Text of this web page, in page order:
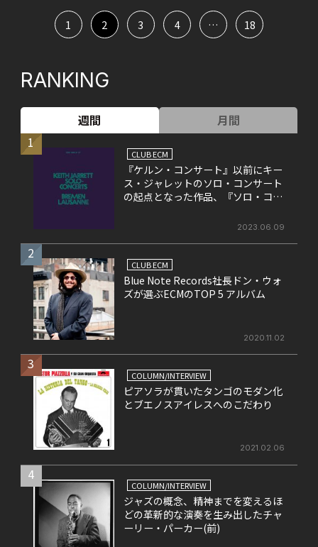
1 2 3 4 … 18
RANKING
週間
月間
1
CLUB ECM
『ケルン・コンサート』以前にキー
ス・ジャレットのソロ・コンサート
の起点となった作品、『ソロ・コン
2023.06.09
2
CLUB ECM
Blue Note Records社長ドン・ウォ
ズが選ぶECMのTOP 5 アルバム
2020.11.02
3
COLUMN/INTERVIEW
ピアソラが貫いたタンゴのモダン化
とブエノスアイレスへのこだわり
2021.02.06
4
COLUMN/INTERVIEW
ジャズの概念、精神までを変えるほ
どの革新的な演奏を生み出したチャ
ーリー・パーカー(前)